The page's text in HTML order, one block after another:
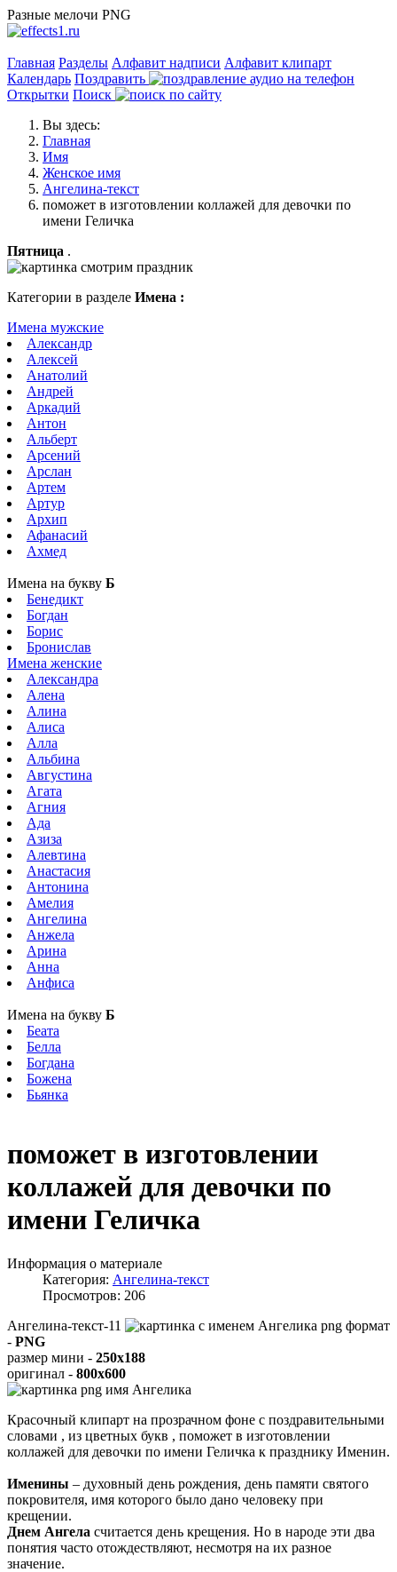
Разные мелочи PNG
Главная Разделы Алфавит надписи Алфавит клипарт
Календарь Поздравить
Открытки Поиск
Вы здесь:
Главная
Имя
Женское имя
Ангелина-текст
поможет в изготовлении коллажей для девочки по
имени Геличка
Пятница .
Категории в разделе Имена :
Имена мужские
Александр
Алексей
Анатолий
Андрей
Аркадий
Антон
Альберт
Арсений
Арслан
Артем
Артур
Архип
Афанасий
Ахмед
Имена на букву Б
Бенедикт
Богдан
Борис
Бронислав
Имена женские
Александра
Алена
Алина
Алиса
Алла
Альбина
Августина
Агата
Агния
Ада
Азиза
Алевтина
Анастасия
Антонина
Амелия
Ангелина
Анжела
Арина
Анна
Анфиса
Имена на букву Б
Беата
Белла
Богдана
Божена
Бьянка
поможет в изготовлении
коллажей для девочки по
имени Геличка
Информация о материале
Категория: Ангелина-текст
Просмотров: 206
Ангелина-текст-11
формат
- PNG
размер мини - 250x188
оригинал - 800x600
Красочный клипарт на прозрачном фоне с поздравительными
словами , из цветных букв , поможет в изготовлении
коллажей для девочки по имени Геличка к празднику Именин.
Именины – духовный день рождения, день памяти святого
покровителя, имя которого было дано человеку при
крещении.
Днем Ангела считается день крещения. Но в народе эти два
понятия часто отождествляют, несмотря на их разное
значение.